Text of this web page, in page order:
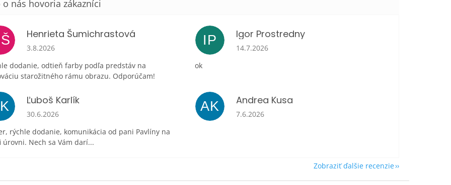
Henrieta Šumichrastová
Hodnotenie obchodu je 5 z 5 hviezdičiek.
3.8.2026
dodanie, odtieň farby podľa predstáv na
starožitného rámu obrazu. Odporúčam!
IP Igor Prostredny
Hodnotenie obchodu je 5 z 5 hviezdičiek.
14.7.2026
ok
Ľuboš Karlík
Hodnotenie obchodu je 5 z 5 hviezdičiek.
30.6.2026
rýchle dodanie, komunikácia od pani Pavlíny na
úrovni. Nech sa Vám darí...
AK Andrea Kusa
Hodnotenie obchodu je 5 z 5 hviezdičiek.
7.6.2026
Zobraziť ďalšie recenzie